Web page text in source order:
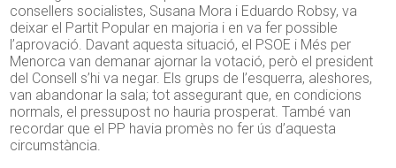
consellers socialistes, Susana Mora i Eduardo Robsy, va
deixar el Partit Popular en majoria i en va fer possible
l’aprovació. Davant aquesta situació, el PSOE i Més per
Menorca van demanar ajornar la votació, però el president
del Consell s’hi va negar. Els grups de l’esquerra, aleshores,
van abandonar la sala; tot assegurant que, en condicions
normals, el pressupost no hauria prosperat. També van
recordar que el PP havia promès no fer ús d’aquesta
circumstància.